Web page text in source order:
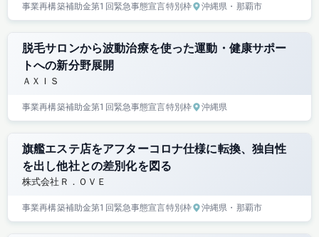
事業再構築補助金第1回緊急事態宣言特別枠 沖縄県 ・那覇市
脱毛サロンから波動治療を使った運動・健康サポー
トへの新分野展開
ＡＸＩＳ
事業再構築補助金第1回緊急事態宣言特別枠 沖縄県
旗艦エステ店をアフターコロナ仕様に転換、独自性
を出し他社との差別化を図る
株式会社Ｒ．ＯＶＥ
事業再構築補助金第1回緊急事態宣言特別枠 沖縄県 ・那覇市